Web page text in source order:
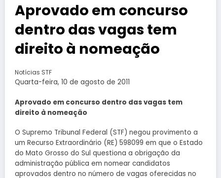
Aprovado em concurso
dentro das vagas tem
direito à nomeação
Notícias STF
Quarta-feira, 10 de agosto de 2011
Aprovado em concurso dentro das vagas tem
direito à nomeação
O Supremo Tribunal Federal (STF) negou provimento a
um Recurso Extraordinário (RE) 598099 em que o Estado
do Mato Grosso do Sul questiona a obrigação da
administração pública em nomear candidatos
aprovados dentro no número de vagas oferecidas no